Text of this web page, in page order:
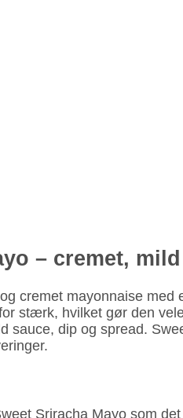
– cremet,
cremet mayonnaise
stærk, hvilket gør den
sauce, dip og spread.
Sriracha Mayo som